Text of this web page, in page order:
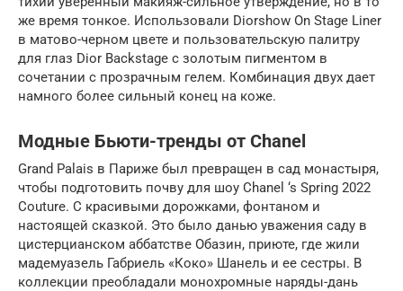
же время тонкое. Использовали Diorshow On Stage Liner
в матово-черном цвете и пользовательскую палитру
для глаз Dior Backstage с золотым пигментом в
сочетании с прозрачным гелем. Комбинация двух дает
намного более сильный конец на коже.
Модные Бьюти-тренды от Chanel
Grand Palais в Париже был превращен в сад монастыря,
чтобы подготовить почву для шоу Chanel ‘s Spring 2022
Couture. С красивыми дорожками, фонтаном и
настоящей сказкой. Это было данью уважения саду в
цистерцианском аббатстве Обазин, приюте, где жили
мадемуазель Габриель «Коко» Шанель и ее сестры. В
коллекции преобладали монохромные наряды-дань